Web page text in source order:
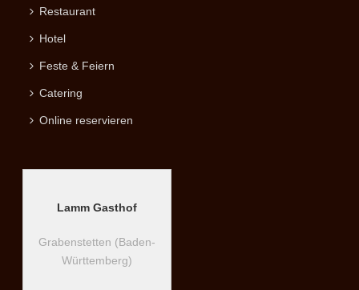
Restaurant
Hotel
Feste & Feiern
Catering
Online reservieren
Lamm Gasthof
Grabenstetten (Baden-
Württemberg)